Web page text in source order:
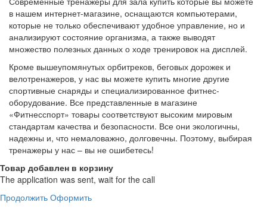
другие движения. Орбитреки прекрасно влияют на все тело, в
целом, и укрепляют отдельные внутренние системы
организма.
Современные тренажеры для зала купить которые вы можете
которые не только обеспечивают удобное управление, но и
анализируют состояние организма, а также выводят
множество полезных данных о ходе тренировок на дисплей.
Кроме вышеупомянутых орбитреков, беговых дорожек и
велотренажеров, у нас вы можете купить многие другие
спортивные снаряды и специализированное фитнес-
оборудование. Все представленные в магазине
стандартам качества и безопасности. Все они экологичны,
надежны и, что немаловажно, долговечны. Поэтому, выбирая
тренажеры у нас – вы не ошибетесь!